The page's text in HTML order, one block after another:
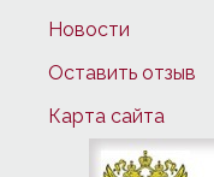
Новости
Оставить отзыв
Карта сайта